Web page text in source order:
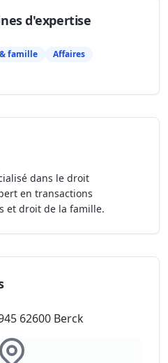
d'expertise
famille
Affaires
dans le droit
en transactions
et droit de la famille.
62600 Berck